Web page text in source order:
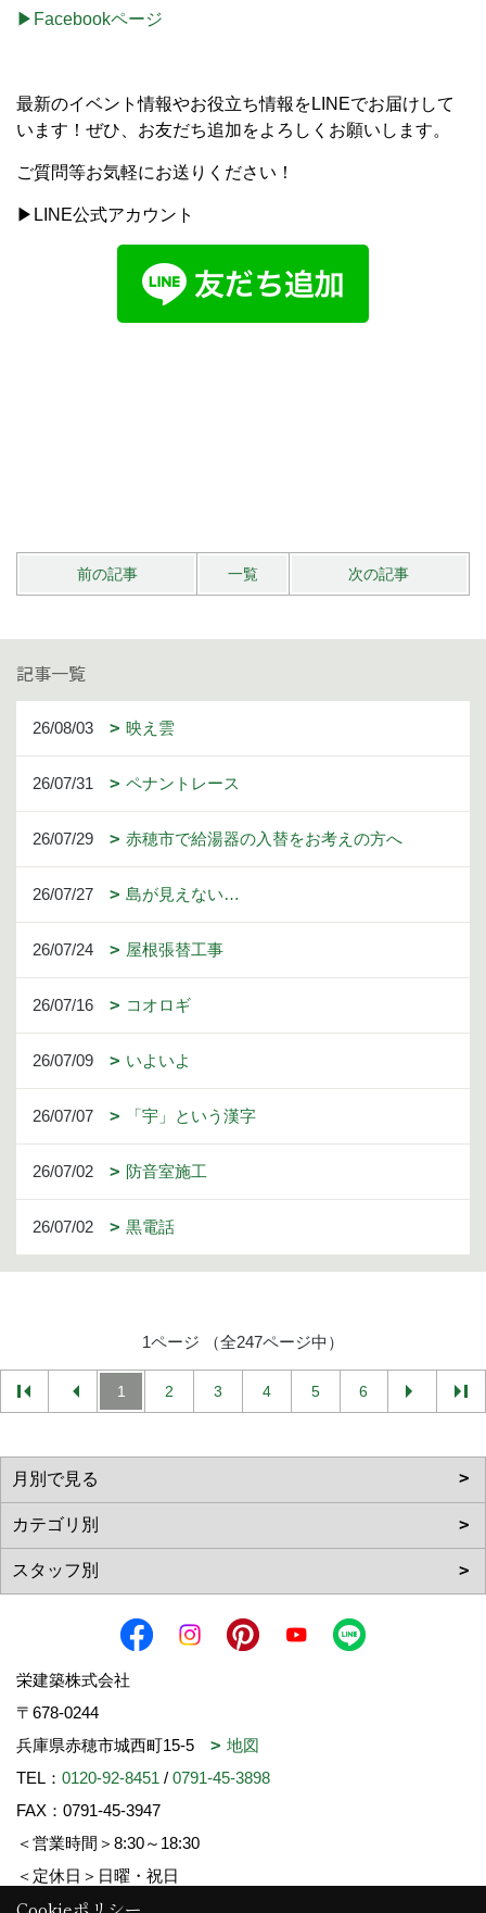
▶Facebookページ
最新のイベント情報やお役立ち情報をLINEでお届けして
います！ぜひ、お友だち追加をよろしくお願いします。
ご質問等お気軽にお送りください！
▶LINE公式アカウント
前の記事 一覧 次の記事
記事一覧
26/08/03 映え雲
26/07/31 ペナントレース
26/07/29 赤穂市で給湯器の入替をお考えの方へ
26/07/27 島が見えない…
26/07/24 屋根張替工事
26/07/16 コオロギ
26/07/09 いよいよ
26/07/07 「宇」という漢字
26/07/02 防音室施工
26/07/02 黒電話
1ページ （全247ページ中）
1 2 3 4 5 6
栄建築株式会社
〒678-0244
兵庫県赤穂市城西町15-5
地図
TEL： 0120-92-8451 / 0791-45-3898
FAX：0791-45-3947
＜営業時間＞8:30～18:30
＜定休日＞日曜・祝日